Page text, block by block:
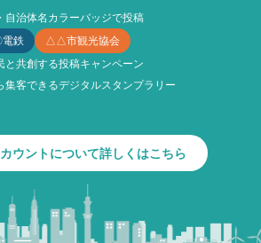
自治体名カラーバッジで投稿
電鉄
△△市観光協会
と共創する投稿キャンペーン
集客できるデジタルスタンプラリー
ウントについて詳しくはこちら